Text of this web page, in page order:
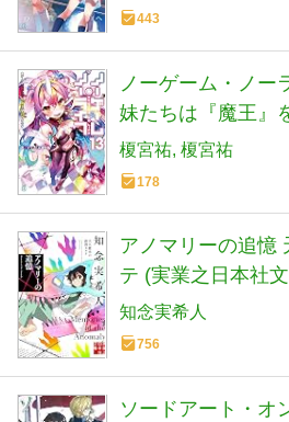
443
ノーゲーム・ノー
妹たちは『魔王』
す (MF文庫J)
榎宮祐 榎宮祐
178
アノマリーの追憶
テ (実業之日本社
知念実希人
756
ソードアート・オ